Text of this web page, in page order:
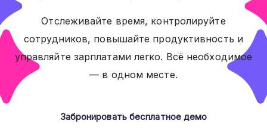
Отслеживайте время, контролируйте
сотрудников, повышайте продуктивность и
управляйте зарплатами легко. Всё необходимое
— в одном месте.
Забронировать бесплатное демо